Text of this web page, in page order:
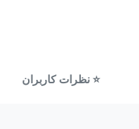
⭐ نظرات کاربران